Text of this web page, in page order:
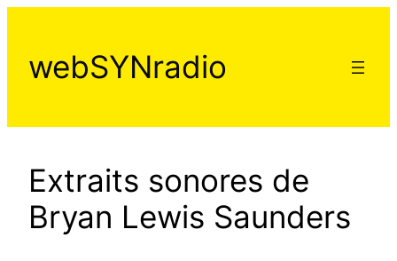
contenu
webSYNradio
Extraits sonores de
Bryan Lewis Saunders